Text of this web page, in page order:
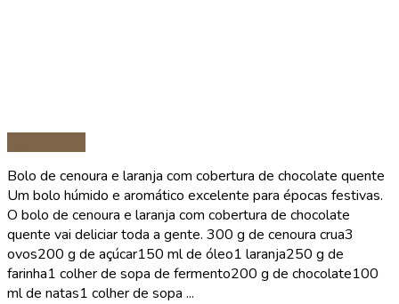
Bolo de cenoura e laranja com cobertura de chocolate quente
Um bolo húmido e aromático excelente para épocas festivas.
O bolo de cenoura e laranja com cobertura de chocolate
quente vai deliciar toda a gente. 300 g de cenoura crua3
ovos200 g de açúcar150 ml de óleo1 laranja250 g de
farinha1 colher de sopa de fermento200 g de chocolate100
ml de natas1 colher de sopa ...